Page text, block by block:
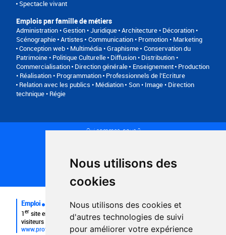
Nous utilisons des
cookies
Nous utilisons des cookies et
d'autres technologies de suivi
pour améliorer votre expérience
Spectacle vivant
Emplois par famille de métiers
Administration • Gestion • Juridique Architecture • Décoration •
Scénographie Artistes
Communication • Promotion • Marketing
Conception web • Multimédia • Graphisme Conservation du
Patrimoine • Politique Culturelle Diffusion • Distribution •
Commercialisation Direction générale Enseignement Production
• Réalisation • Programmation Professionnels de l’Ecriture
Relation avec les publics • Médiation
Son • Image • Direction
technique • Régie
Qui sommes-nous ?
Plan du site
FAQ recruteurs
FAQ
Emploi
1er site emploi du secteur culturel 784.000 visites et 230.000
visiteurs uniques par mois.
www.profilculture.com